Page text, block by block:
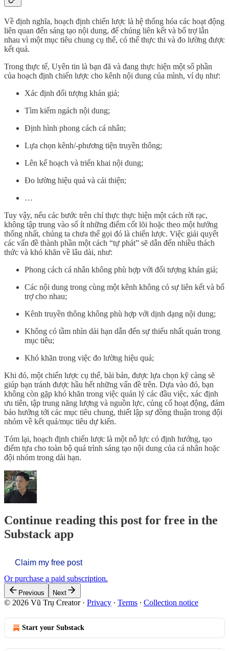
Về định nghĩa, hoạch định chiến lược là hệ thống hóa các hoạt động
liên quan đến sáng tạo nội dung, để chúng liên kết và bổ trợ lẫn
nhau vì một mục tiêu chung cụ thể, có thể thực thi và đo lường được
kết quả.
Trong thực tế, Uyên tin là bạn đã và đang thực hiện một số phần
của hoạch định chiến lược cho kênh nội dung của mình, ví dụ như:
Xác định đối tượng khán giả;
Tìm kiếm ngách nội dung;
Định hình phong cách cá nhân;
Lựa chọn kênh/-phương tiện truyền thông;
Lên kế hoạch và triển khai nội dung;
Đo lường hiệu quả và cải thiện;
…
Tuy vậy, nếu các bước trên chỉ thực thực hiện một cách rời rạc,
không tập trung vào số ít những điểm cốt lõi hoặc theo một hướng
thống nhất, chúng ta chưa thể gọi đó là chiến lược. Việc giải quyết
các vấn đề thành phần một cách “tự phát” sẽ dẫn đến nhiều thách
thức và khó khăn về lâu dài, như:
Phong cách cá nhân không phù hợp với đối tượng khán giả;
Các nội dung trong cùng một kênh không có sự liên kết và bổ
trợ cho nhau;
Kênh truyền thông không phù hợp với dịnh dạng nội dung;
Không có tầm nhìn dài hạn dẫn đến sự thiếu nhất quán trong
mục tiêu;
Khó khăn trong việc đo lường hiệu quả;
Khi đó, một chiến lược cụ thể, bài bản, được lựa chọn kỹ càng sẽ
giúp bạn tránh được hầu hết những vấn đề trên. Dựa vào đó, bạn
không còn gặp khó khăn trong việc quản lý các đầu việc, xác định
ưu tiên, tập trung năng lượng và nguồn lực, củng cố hoạt động, đảm
bảo hướng tới các mục tiêu chung, thiết lập sự đồng thuận trong đội
nhóm về kết quả/mục tiêu dự kiến.
Tóm lại, hoạch định chiến lược là một nỗ lực có định hướng, tạo
điểm tựa cho toàn bộ quá trình sáng tạo nội dung của cá nhân hoặc
đội nhóm trong dài hạn.
Continue reading this post for free in the
Substack app
Claim my free post
Or purchase a paid subscription.
Previous Next
© 2026 Vũ Trụ Creator· Privacy ∙ Terms ∙ Collection notice
Start your Substack